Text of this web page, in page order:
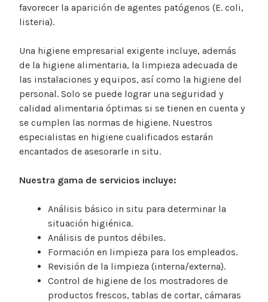
favorecer la aparición de agentes patógenos (E. coli,
listeria).
Una higiene empresarial exigente incluye, además
de la higiene alimentaria, la limpieza adecuada de
las instalaciones y equipos, así como la higiene del
personal. Solo se puede lograr una seguridad y
calidad alimentaria óptimas si se tienen en cuenta y
se cumplen las normas de higiene. Nuestros
especialistas en higiene cualificados estarán
encantados de asesorarle in situ.
Nuestra gama de servicios incluye:
Análisis básico in situ para determinar la
situación higiénica.
Análisis de puntos débiles.
Formación en limpieza para los empleados.
Revisión de la limpieza (interna/externa).
Control de higiene de los mostradores de
productos frescos, tablas de cortar, cámaras